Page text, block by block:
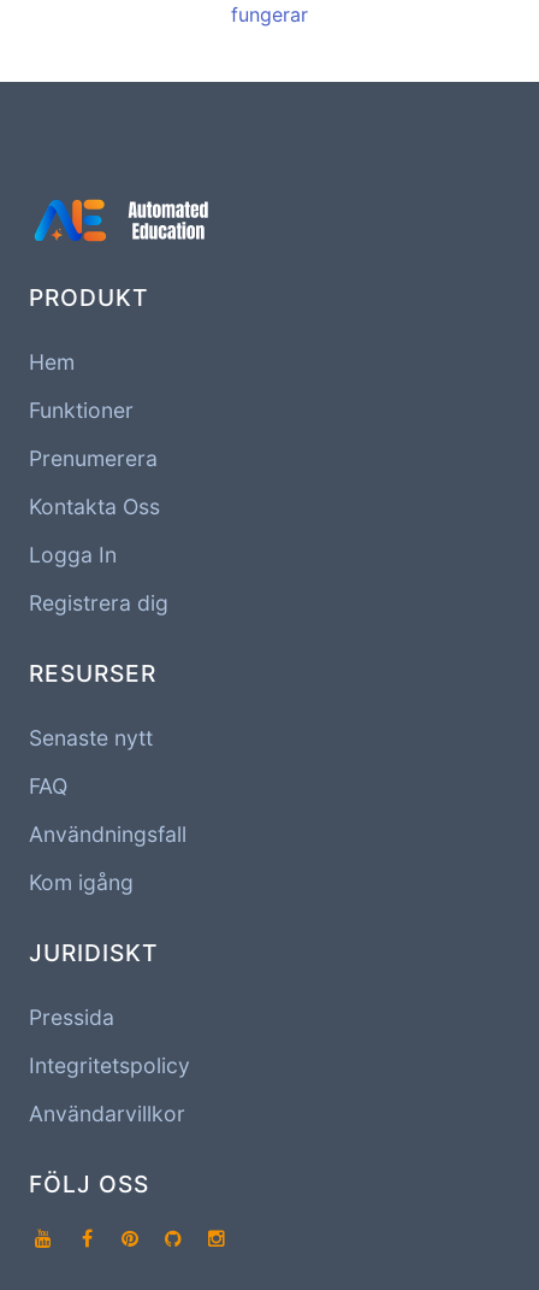
fungerar
PRODUKT
Hem
Funktioner
Prenumerera
Kontakta Oss
Logga In
Registrera dig
RESURSER
Senaste nytt
FAQ
Användningsfall
Kom igång
JURIDISKT
Pressida
Integritetspolicy
Användarvillkor
FÖLJ OSS